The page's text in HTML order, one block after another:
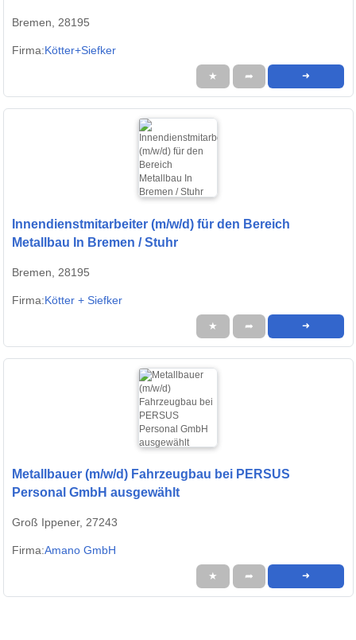
Bremen, 28195
Firma:Kötter+Siefker
★ ➦ ➜
Innendienstmitarbeiter (m/w/d) für den Bereich
Metallbau In Bremen / Stuhr
Bremen, 28195
Firma:Kötter + Siefker
★ ➦ ➜
Metallbauer (m/w/d) Fahrzeugbau bei PERSUS
Personal GmbH ausgewählt
Groß Ippener, 27243
Firma:Amano GmbH
★ ➦ ➜